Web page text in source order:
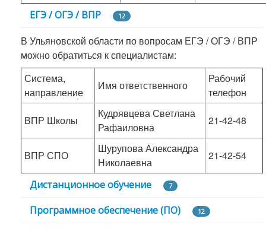
ЕГЭ / ОГЭ / ВПР 12
В Ульяновской области по вопросам ЕГЭ / ОГЭ / ВПР
можно обратиться к специалистам:
Система,
направление
Имя ответственного
Рабочий
телефон
ВПР Школы
Кудрявцева Светлана
Рафаиловна
21-42-48
ВПР СПО
Шурупова Александра
Николаевна
21-42-54
Дистанционное обучение 7
Программное обеспечение (ПО) 12